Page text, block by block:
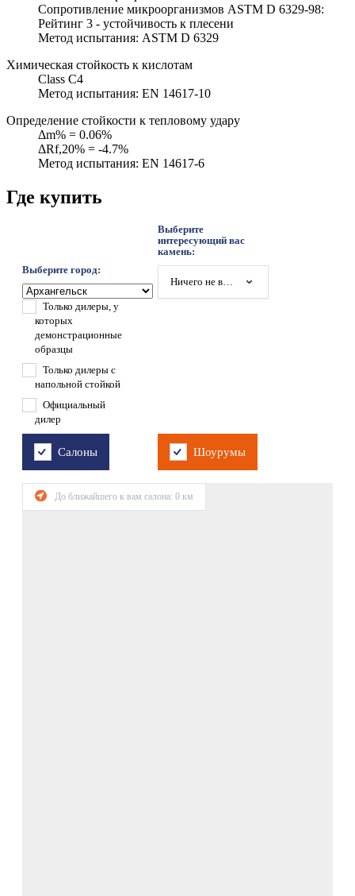
Сопротивление микроорганизмов ASTM D 6329-98:
Рейтинг 3 - устойчивость к плесени
Метод испытания: ASTM D 6329
Химическая стойкость к кислотам
Class C4
Метод испытания: EN 14617-10
Определение стойкости к тепловому удару
Δm% = 0.06%
ΔRf,20% = -4.7%
Метод испытания: EN 14617-6
Где купить
Выберите город:
Выберите
интересующий вас
камень:
Ничего не выбрано
Только дилеры, у
которых
демонстрационные
образцы
Только дилеры с
напольной стойкой
Официальный
дилер
Салоны Шоурумы
До ближайшего к вам салона: 0 км